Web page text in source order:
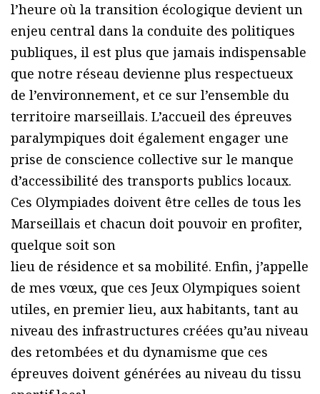
l’heure où la transition écologique devient un
enjeu central dans la conduite des politiques
publiques, il est plus que jamais indispensable
que notre réseau devienne plus respectueux
de l’environnement, et ce sur l’ensemble du
territoire marseillais. L’accueil des épreuves
paralympiques doit également engager une
prise de conscience collective sur le manque
d’accessibilité des transports publics locaux.
Ces Olympiades doivent être celles de tous les
Marseillais et chacun doit pouvoir en profiter,
quelque soit son
lieu de résidence et sa mobilité. Enfin, j’appelle
de mes vœux, que ces Jeux Olympiques soient
utiles, en premier lieu, aux habitants, tant au
niveau des infrastructures créées qu’au niveau
des retombées et du dynamisme que ces
épreuves doivent générées au niveau du tissu